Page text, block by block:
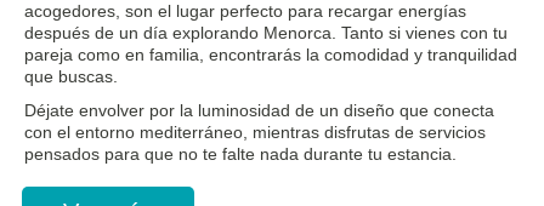
acogedores, son el lugar perfecto para recargar energías
después de un día explorando Menorca. Tanto si vienes con tu
pareja como en familia, encontrarás la comodidad y tranquilidad
que buscas.
Déjate envolver por la luminosidad de un diseño que conecta
con el entorno mediterráneo, mientras disfrutas de servicios
pensados para que no te falte nada durante tu estancia.